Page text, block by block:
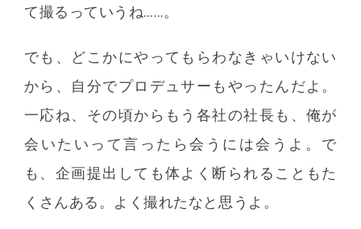
て撮るっていうね……。
でも、どこかにやってもらわなきゃいけない
から、自分でプロデュサーもやったんだよ。
一応ね、その頃からもう各社の社長も、俺が
会いたいって言ったら会うには会うよ。で
も、企画提出しても体よく断られることもた
くさんある。よく撮れたなと思うよ。